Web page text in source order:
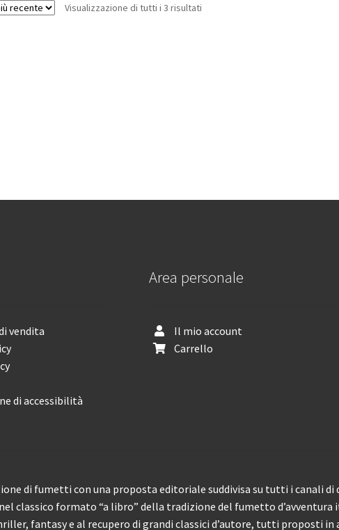
Visualizzazione di tutti i 3 risultati
vendita
di accessibilità
Area personale
Il mio account
Carrello
di fumetti con una proposta editoriale suddivisa su tutti i canali di
classico formato “a libro” della tradizione del fumetto
fantasy e al recupero di grandi classici d’autore, tutti proposti in